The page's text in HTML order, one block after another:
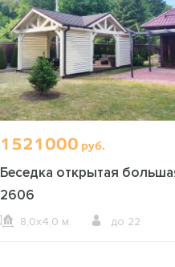
1521000 руб.
Беседка открытая
2606
8,0х4,0 м. до 22